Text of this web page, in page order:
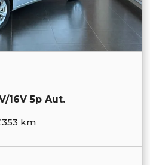
16V 5p Aut.
km